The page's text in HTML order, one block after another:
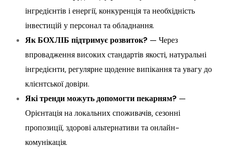
інгредієнтів і енергії, конкуренція та необхідність
інвестицій у персонал та обладнання.
Як БОХЛІБ підтримує розвиток? — Через
впровадження високих стандартів якості, натуральні
інгредієнти, регулярне щоденне випікання та увагу до
клієнтської довіри.
Які тренди можуть допомогти пекарням? —
Орієнтація на локальних споживачів, сезонні
пропозиції, здорові альтернативи та онлайн-
комунікація.